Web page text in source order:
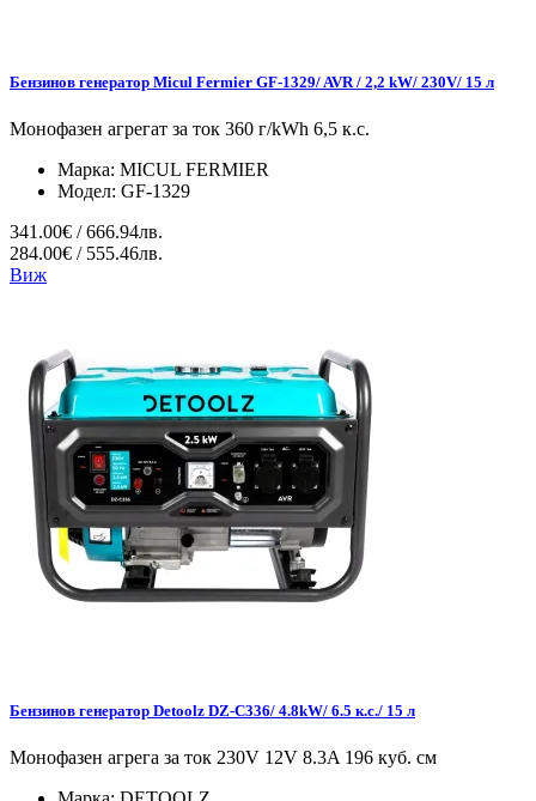
Бензинов генератор Micul Fermier GF-1329/ AVR / 2,2 kW/ 230V/ 15 л
Монофазен агрегат за ток 360 г/kWh 6,5 к.с.
Марка: MICUL FERMIER
Модел: GF-1329
341.00€ / 666.94лв.
284.00€ / 555.46лв.
Виж
Бензинов генератор Detoolz DZ-C336/ 4.8kW/ 6.5 к.с./ 15 л
Монофазен агрега за ток 230V 12V 8.3A 196 куб. см